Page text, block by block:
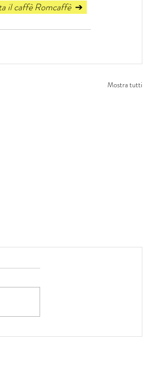
il caffè Romcaffè ➔
Mostra tutti